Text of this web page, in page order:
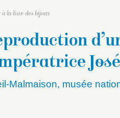
à la liste des bijoux
Malmaison, musée